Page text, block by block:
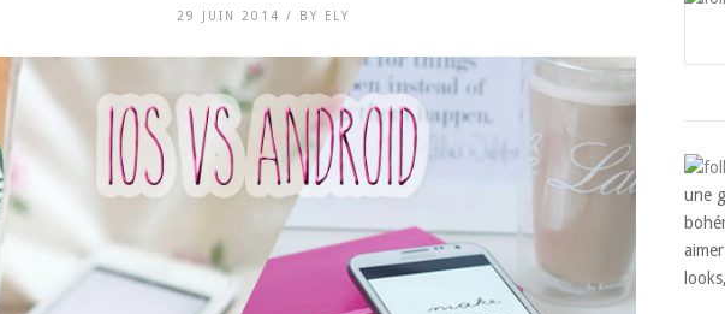
29 JUIN 2014 / BY ELY
une